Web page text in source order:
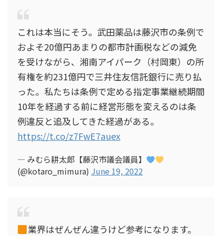
これは本当にそう。武田薬品は藤沢市の条例で
およそ20億円あまりの都市計画税などの減免
を受けながら、湘南アイパーク（村岡東）の所
有権を約231億円で三井住友信託銀行に売り払
った。私たちは条例で定める指定事業継続期間
10年を経過する前に経営形態を変えるのは条
例違反と追及してきた経過がある。
https://t.co/z7FwE7auex
— みむら耕太郎【藤沢市議会議員】
(@kotaro_mimura) June 19, 2022
業界はぜんぜん違うけど参考になります。